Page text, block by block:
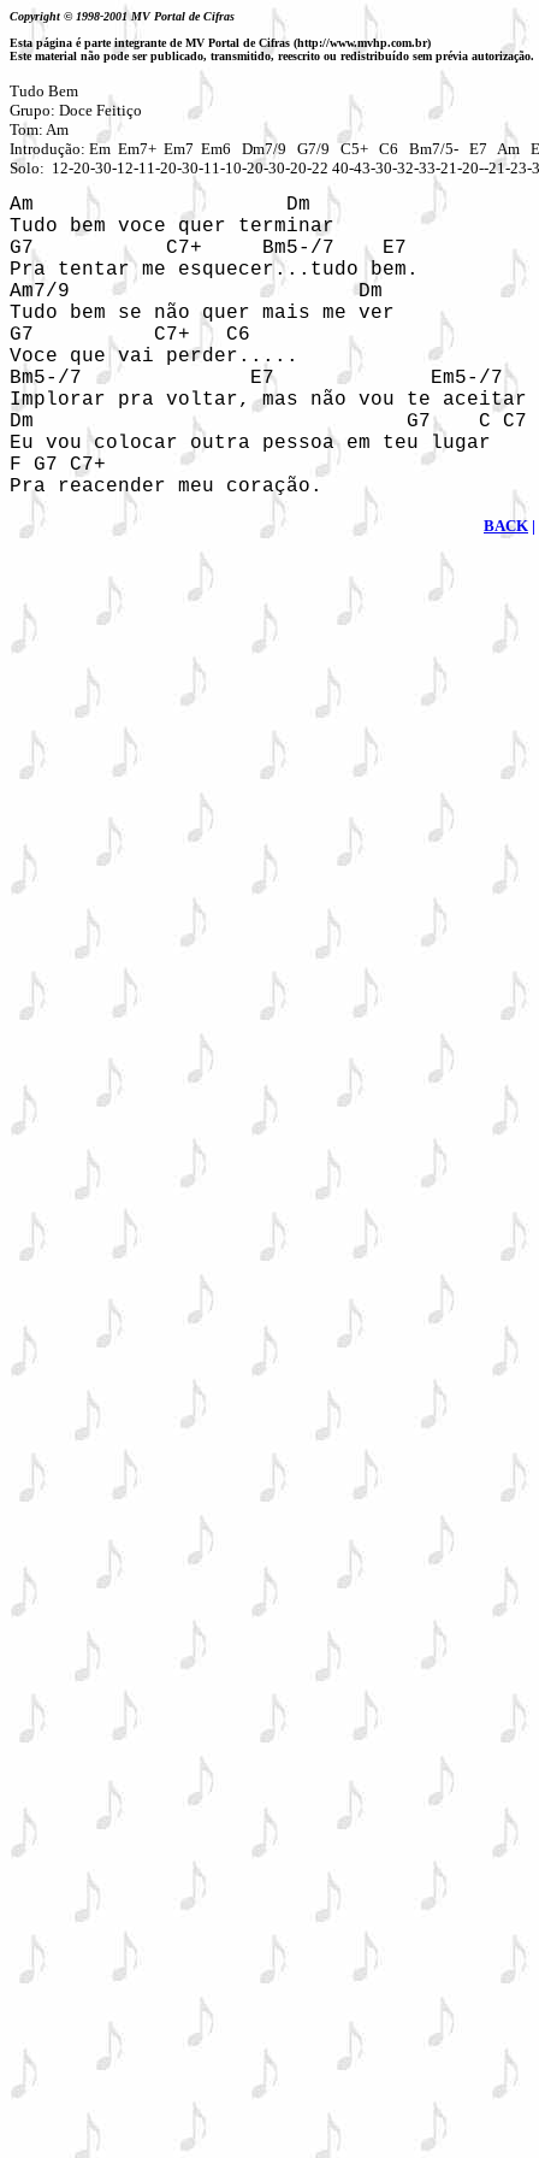
Copyright © 1998-2001 MV Portal de Cifras
Esta página é parte integrante de MV Portal de Cifras (http://www.mvhp.com.br)
Este material não pode ser publicado, transmitido, reescrito ou redistribuído sem prévia autorização.
Tudo Bem
Grupo: Doce Feitiço
Tom: Am
Introdução: Em  Em7+  Em7  Em6   Dm7/9   G7/9   C5+   C6   Bm7/5-   E7   Am
Solo:  12-20-30-12-11-20-30-11-10-20-30-20-22 40-43-30-32-33-21-20--21-23-
Am                     Dm
Tudo bem voce quer terminar
G7           C7+     Bm5-/7    E7
Pra tentar me esquecer...tudo bem.
Am7/9                        Dm
Tudo bem se não quer mais me ver
G7          C7+   C6
Voce que vai perder.....
Bm5-/7              E7             Em5-/7
Implorar pra voltar, mas não vou te aceitar
Dm                               G7    C C7
Eu vou colocar outra pessoa em teu lugar
F G7 C7+
Pra reacender meu coração.
BACK |